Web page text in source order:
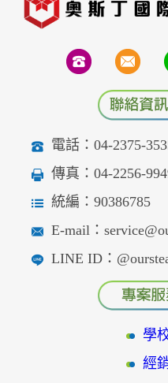
電話：04-2375-
傳真：04-2256-
統編：90386785
E-mail：
LINE ID：
學
經